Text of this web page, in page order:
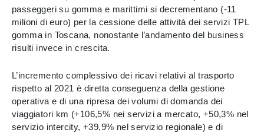
passeggeri su gomma e marittimi si decrementano (-11
milioni di euro) per la cessione delle attività dei servizi TPL
gomma in Toscana, nonostante l’andamento del business
risulti invece in crescita.
L’incremento complessivo dei ricavi relativi al trasporto
rispetto al 2021 è diretta conseguenza della gestione
operativa e di una ripresa dei volumi di domanda dei
viaggiatori km (+106,5% nei servizi a mercato, +50,3% nel
servizio intercity, +39,9% nel servizio regionale) e di